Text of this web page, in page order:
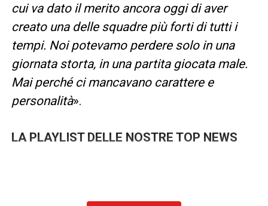
cui va dato il merito ancora oggi di aver
creato una delle squadre più forti di tutti i
tempi. Noi potevamo perdere solo in una
giornata storta, in una partita giocata male.
Mai perché ci mancavano carattere e
personalità».
LA PLAYLIST DELLE NOSTRE TOP NEWS